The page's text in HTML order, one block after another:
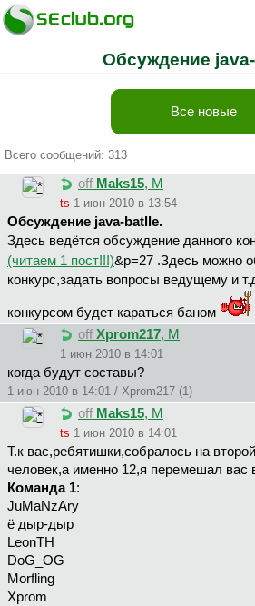
Обсуждениe
Все новые
Всего сообщений: 313
off Maks15, М
ts 1 июн 2010 в 13:54
Обсуждениe java-batlle.
Здесь ведётся обсуждение данного
(читаем 1 пост!!!)&p=27 .Здесь можно
конкурс,задать вопросы ведущему и
конкурсом будет караться баном
off Xprom217, М
1 июн 2010 в 14:01
когда будут составы?
1 июн 2010 в 14:01 / Xprom217 (1)
off Maks15, М
ts 1 июн 2010 в 14:01
Т.к вас,ребятишки,собралось на
человек,а именно 12,я перемешал
Команда 1:
JuMaNzAry
ё дыр-дыр
LeonTH
DoG_OG
Morfling
Xprom